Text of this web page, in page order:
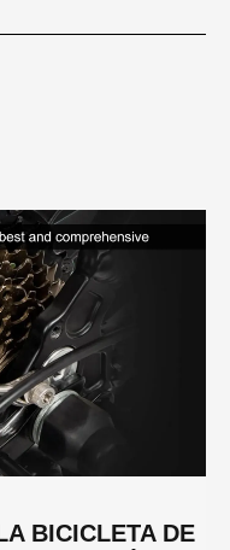
BICICLETA DE